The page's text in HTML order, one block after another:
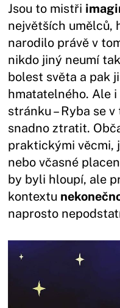
Jsou to mistři
největších umělců,
narodilo právě v
nikdo jiný neumí
bolest světa a pak
hmatatelného. Ale
stránku – Ryba se
snadno ztratit.
praktickými věcmi,
nebo včasné
by byli hloupí, ale
kontextu
naprosto